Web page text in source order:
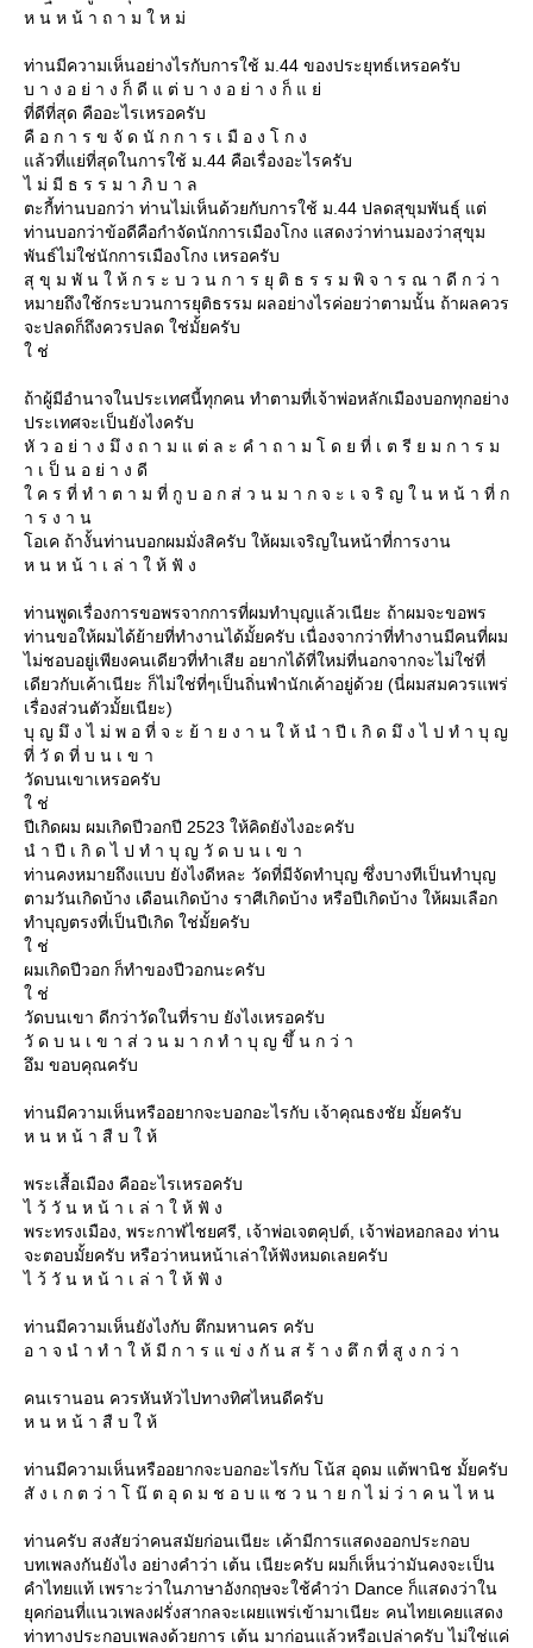
ห น ห น้ า ถ า ม ใ ห ม่
ท่านมีความเห็นอย่างไรกับการใช้ ม.44 ของประยุทธ์เหรอครับ
บ า ง อ ย่ า ง ก็ ดี แ ต่ บ า ง อ ย่ า ง ก็ แ ย่
ที่ดีที่สุด คืออะไรเหรอครับ
คื อ ก า ร ข จั ด นั ก ก า ร เ มื อ ง โ ก ง
ล้วที่แย่ที่สุดในการใช้ ม.44 คือเรื่องอะไรครับ
ไ ม่ มี ธ ร ร ม า ภิ บ า ล
ตะกี้ท่านบอกว่า ท่านไม่เห็นด้วยกับการใช้ ม.44 ปลดสุขุมพันธุ์ แต่
ท่านบอกว่าข้อดีคือกำจัดนักการเมืองโกง แสดงว่าท่านมองว่าสุขุม
พันธ์ไม่ใช่นักการเมืองโกง เหรอครับ
สุ ขุ ม พั น ใ ห้ ก ร ะ บ ว น ก า ร ยุ ติ ธ ร ร ม พิ จ า ร ณ า ดี ก ว่ า
หมายถึงใช้กระบวนการยุติธรรม ผลอย่างไรค่อยว่าตามนั้น ถ้าผลควร
จะปลดก็ถึงควรปลด ใช่มั้ยครับ
ช่
ถ้าผู้มีอำนาจในประเทศนี้ทุกคน ทำตามที่เจ้าพ่อหลักเมืองบอกทุกอย่าง
ประเทศจะเป็นยังไงครับ
หั ว อ ย่ า ง มึ ง ถ า ม แ ต่ ล ะ คํ า ถ า ม โ ด ย ที่ เ ต รี ย ม ก า ร ม
า เ ป็ น อ ย่ า ง ดี
ค ร ที่ ทํ า ต า ม ที่ กู บ อ ก ส่ ว น ม า ก จ ะ เ จ ริ ญ ใ น ห น้ า ที่ ก
า ร ง า น
อเค ถ้างั้นท่านบอกผมมั่งสิครับ ให้ผมเจริญในหน้าที่การงาน
ห น ห น้ า เ ล่ า ใ ห้ ฟั ง
ท่านพูดเรื่องการขอพรจากการที่ผมทำบุญแล้วเนียะ ถ้าผมจะขอพร
ท่านขอให้ผมได้ย้ายที่ทำงานได้มั้ยครับ เนื่องจากว่าที่ทำงานมีคนที่ผม
ไม่ชอบอยู่เพียงคนเดียวที่ทำเสีย อยากได้ที่ใหม่ที่นอกจากจะไม่ใช่ที่
เดียวกับเค้าเนียะ ก็ไม่ใช่ที่ๆเป็นถิ่นพำนักเค้าอยู่ด้วย (นี่ผมสมควรแพร่
เรื่องส่วนตัวมั้ยเนียะ)
บุ ญ มึ ง ไ ม่ พ อ ที่ จ ะ ย้ า ย ง า น ใ ห้ นํ า ปี เ กิ ด มึ ง ไ ป ทํ า บุ ญ
ที่ วั ด ที่ บ น เ ข า
วัดบนเขาเหรอครับ
ช่
ปีเกิดผม ผมเกิดปีวอกปี 2523 ให้คิดยังไงอะครับ
นํ า ปี เ กิ ด ไ ป ทํ า บุ ญ วั ด บ น เ ข า
ท่านคงหมายถึงแบบ ยังไงดีหละ วัดที่มีจัดทำบุญ ซึ่งบางทีเป็นทำบุญ
ตามวันเกิดบ้าง เดือนเกิดบ้าง ราศีเกิดบ้าง หรือปีเกิดบ้าง ให้ผมเลือก
ทำบุญตรงที่เป็นปีเกิด ใช่มั้ยครับ
ช่
ผมเกิดปีวอก ก็ทำของปีวอกนะครับ
ช่
วัดบนเขา ดีกว่าวัดในที่ราบ ยังไงเหรอครับ
วั ด บ น เ ข า ส่ ว น ม า ก ทํ า บุ ญ ขึ้ น ก ว่ า
อึม ขอบคุณครับ
ท่านมีความเห็นหรืออยากจะบอกอะไรกับ เจ้าคุณธงชัย มั้ยครับ
ห น ห น้ า สื บ ใ ห้
พระเสื้อเมือง คืออะไรเหรอครับ
ไ ว้ วั น ห น้ า เ ล่ า ใ ห้ ฟั ง
พระทรงเมือง, พระกาฬไชยศรี, เจ้าพ่อเจตคุปต์, เจ้าพ่อหอกลอง ท่าน
จะตอบมั้ยครับ หรือว่าหนหน้าเล่าให้ฟังหมดเลยครับ
ไ ว้ วั น ห น้ า เ ล่ า ใ ห้ ฟั ง
ท่านมีความเห็นยังไงกับ ตึกมหานคร ครับ
อ า จ นํ า ทํ า ใ ห้ มี ก า ร แ ข่ ง กั น ส ร้ า ง ตึ ก ที่ สู ง ก ว่ า
คนเรานอน ควรหันหัวไปทางทิศไหนดีครับ
ห น ห น้ า สื บ ใ ห้
ท่านมีความเห็นหรืออยากจะบอกอะไรกับ โน้ส อุดม แต้พานิช มั้ยครับ
สั ง เ ก ต ว่ า โ น๊ ต อุ ด ม ช อ บ แ ซ ว น า ย ก ไ ม่ ว่ า ค น ไ ห น
ท่านครับ สงสัยว่าคนสมัยก่อนเนียะ เค้ามีการแสดงออกประกอบ
บทเพลงกันยังไง อย่างคำว่า เต้น เนียะครับ ผมก็เห็นว่ามันคงจะเป็น
คำไทยแท้ เพราะว่าในภาษาอังกฤษจะใช้คำว่า Dance ก็แสดงว่าใน
ุคก่อนที่แนวเพลงฝรั่งสากลจะเผยแพร่เข้ามาเนียะ คนไทยเคยแสดง
ท่าทางประกอบเพลงด้วยการ เต้น มาก่อนแล้วหรือเปล่าครับ ไม่ใช่แค่